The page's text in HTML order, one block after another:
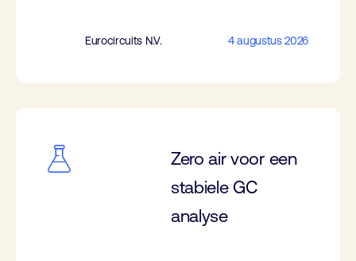
Eurocircuits N.V. 4 augustus 2026
Zero air voor een
stabiele GC
analyse